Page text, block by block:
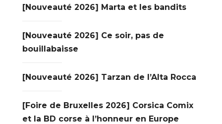
[Nouveauté 2026] Marta et les bandits
[Nouveauté 2026] Ce soir, pas de
bouillabaisse
[Nouveauté 2026] Tarzan de l’Alta Rocca
[Foire de Bruxelles 2026] Corsica Comix
et la BD corse à l’honneur en Europe